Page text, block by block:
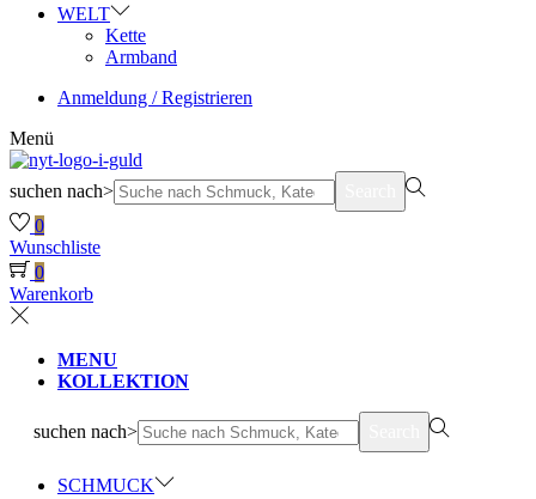
WELT
Kette
Armband
Anmeldung / Registrieren
Menü
suchen nach>
0
Wunschliste
0
Warenkorb
MENU
KOLLEKTION
suchen nach>
SCHMUCK